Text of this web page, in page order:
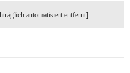
automatisiert entfernt]